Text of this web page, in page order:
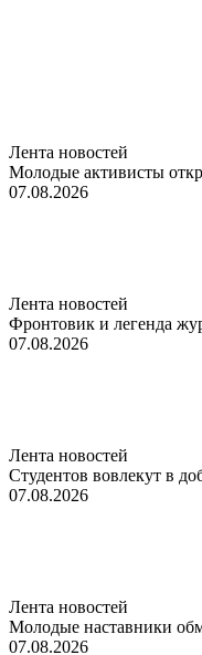
Лента новостей
Молодые активисты
07.08.2026
Лента новостей
Фронтовик и легенда
07.08.2026
Лента новостей
Студентов вовлекут в
07.08.2026
Лента новостей
Молодые наставники
07.08.2026